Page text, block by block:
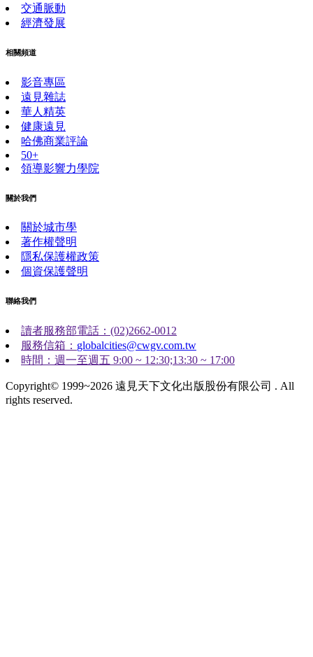
交通脈動
經濟發展
相關頻道
影音專區
遠見雜誌
華人精英
健康遠見
哈佛商業評論
50+
領導影響力學院
關於我們
關於城市學
著作權聲明
隱私保護權政策
個資保護聲明
聯絡我們
讀者服務部電話：(02)2662-0012
服務信箱： globalcities@cwgv.com.tw
時間：週一至週五 9:00 ~ 12:30;13:30 ~ 17:00
Copyright© 1999~2026 遠見天下文化出版股份有限公司 . All
rights reserved.